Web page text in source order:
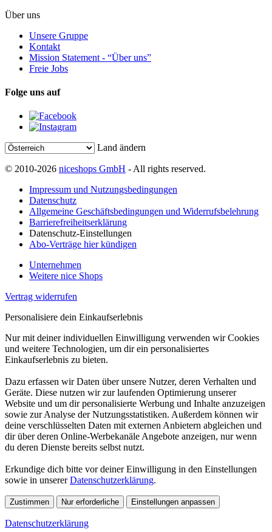
Über uns
Unsere Gruppe
Kontakt
Mission Statement - “Über uns”
Freie Jobs
Folge uns auf
Land ändern
© 2010-2026 niceshops GmbH - All rights reserved.
Impressum und Nutzungsbedingungen
Datenschutz
Allgemeine Geschäftsbedingungen und Widerrufsbelehrung
Barrierefreiheitserklärung
Datenschutz-Einstellungen
Abo-Verträge hier kündigen
Unternehmen
Weitere nice Shops
Vertrag widerrufen
Personalisiere dein Einkaufserlebnis
Nur mit deiner individuellen Einwilligung verwenden wir Cookies
und weitere Technologien, um dir ein personalisiertes
Einkaufserlebnis zu bieten.
Dazu erfassen wir Daten über unsere Nutzer, deren Verhalten und
Geräte. Diese nutzen wir zur laufenden Optimierung unserer
Website und um dir personalisierte Werbung und Inhalte anzuzeigen
sowie zur Analyse der Nutzungsstatistiken. Außerdem können wir
deine verschlüsselten Daten mit externen Anbietern abgleichen und
dir über deren Online-Werbekanäle Angebote anzeigen, nur wenn
du deren Dienste bereits selbst nutzt.
Erkundige dich bitte vor deiner Einwilligung in den Einstellungen
sowie in unsererDatenschutzerklärung.
Zustimmen Nur erforderliche Einstellungen anpassen
Datenschutzerklärung